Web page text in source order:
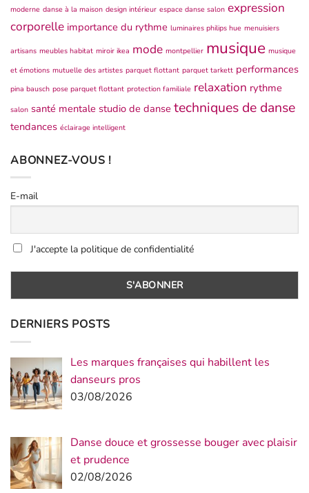
moderne danse à la maison design intérieur espace danse salon expression
corporelle importance du rythme luminaires philips hue menuisiers
artisans meubles habitat miroir ikea mode montpellier musique musique
et émotions mutuelle des artistes parquet flottant parquet tarkett performances
pina bausch pose parquet flottant protection familiale relaxation rythme
salon santé mentale studio de danse techniques de danse
tendances éclairage intelligent
ABONNEZ-VOUS !
E-mail
J'accepte la politique de confidentialité
DERNIERS POSTS
Les marques françaises qui habillent les
danseurs pros
03/08/2026
Danse douce et grossesse bouger avec plaisir
et prudence
02/08/2026